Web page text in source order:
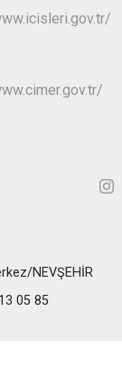
NEVŞEHİR
05 85